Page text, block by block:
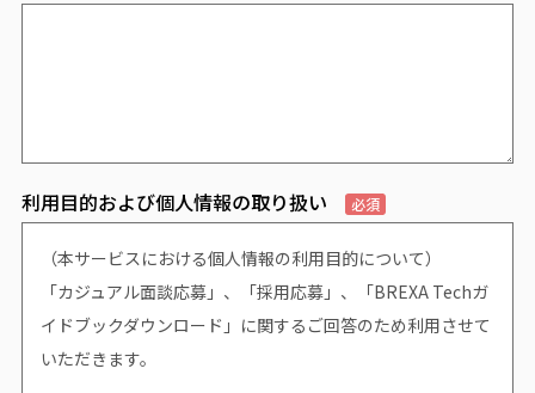
利用目的および個人情報の取り扱い 必須
（本サービスにおける個人情報の利用目的について）
「カジュアル面談応募」、「採用応募」、「BREXA Techガ
イドブックダウンロード」に関するご回答のため利用させて
いただきます。